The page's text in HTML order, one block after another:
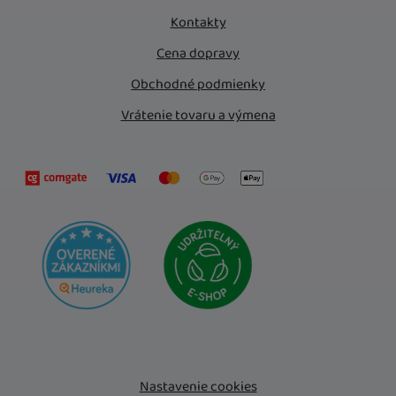
Kontakty
Cena dopravy
Obchodné podmienky
Vrátenie tovaru a výmena
Nastavenie cookies